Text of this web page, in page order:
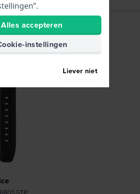
Alles accepteren
instellingen
Liever niet